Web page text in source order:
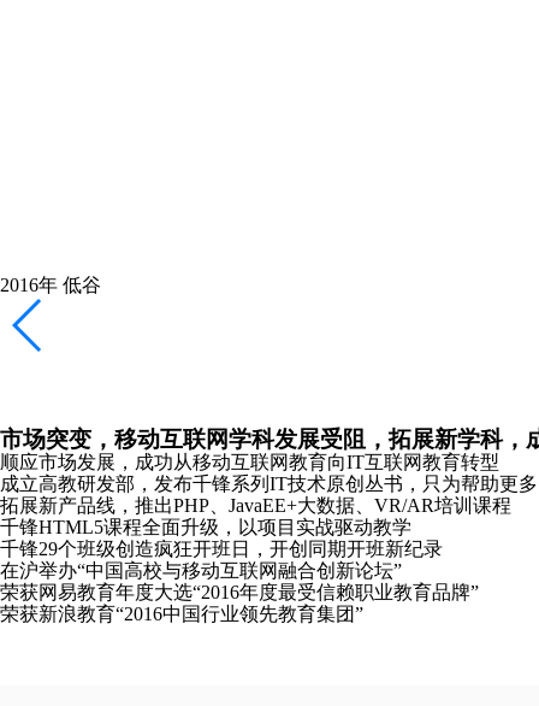
2016年 低谷
市场突变，移动互联网学科发展受阻，拓展新学科，
顺应市场发展，成功从移动互联网教育向IT互联网教育转型
成立高教研发部，发布千锋系列IT技术原创丛书，只为帮助更
拓展新产品线，推出PHP、JavaEE+大数据、VR/AR培训课程
千锋HTML5课程全面升级，以项目实战驱动教学
千锋29个班级创造疯狂开班日，开创同期开班新纪录
在沪举办“中国高校与移动互联网融合创新论坛”
荣获网易教育年度大选“2016年度最受信赖职业教育品牌”
荣获新浪教育“2016中国行业领先教育集团”